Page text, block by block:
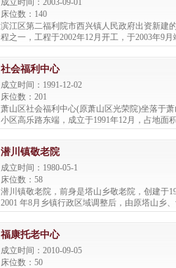
成立时间：2003-09-01
床位数：140
滨江区第二福利院市西兴镇人民政府出资新建
程之一，工程于2002年12月开工，于2003年9
塘河以南，紧靠正在建设中的杭州市风情大道
学、西兴实验小学、西兴中心幼儿园及西兴镇
雅。
社会福利中心
成立时间：1991-12-02
床位数：201
萧山区社会福利中心(原萧山区光荣院)坐落于
小区高乐路东端，成立于1991年12月，占地面
建筑面积4536.66平方米，核定床位150张，是
退孤老军人、城镇 “三无”老人、弃婴残儿的综
潜川镇敬老院
成立时间：1980-05-1
床位数：58
潜川镇敬老院，前身是塔山乡敬老院，创建于
2001 年8月乡镇行政区域调整后，由原塔山乡
乡合拼而成潜川镇人民政府。
福康托老中心
成立时间：2010-09-05
床位数：50